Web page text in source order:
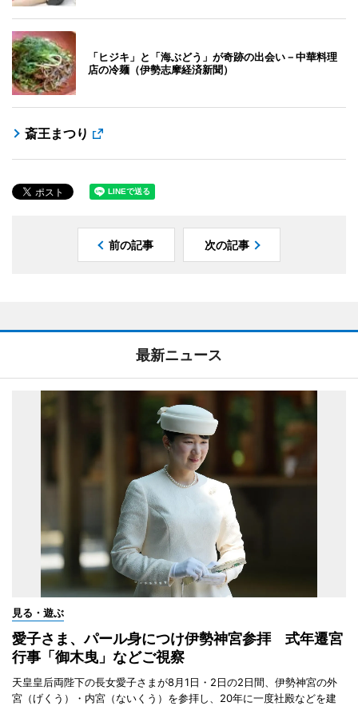
「ヒジキ」と「海ぶどう」が奇跡の出会い－中華料理
店の冷麺（伊勢志摩経済新聞）
斎王まつり
前の記事 次の記事
最新ニュース
見る・遊ぶ
愛子さま、パール身につけ伊勢神宮参拝 式年遷宮
行事「御木曳」などご視察
天皇皇后両陛下の長女愛子さまが8月1日・2日の2日間、伊勢神宮の外
宮（げくう）・内宮（ないくう）を参拝し、20年に一度社殿などを建